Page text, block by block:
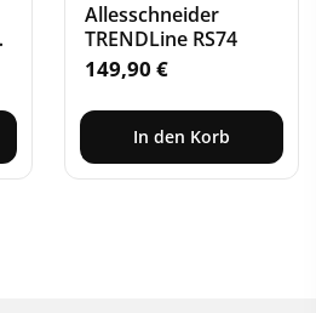
Allesschneider
TRENDLine RS74
149,90 €
In den Korb